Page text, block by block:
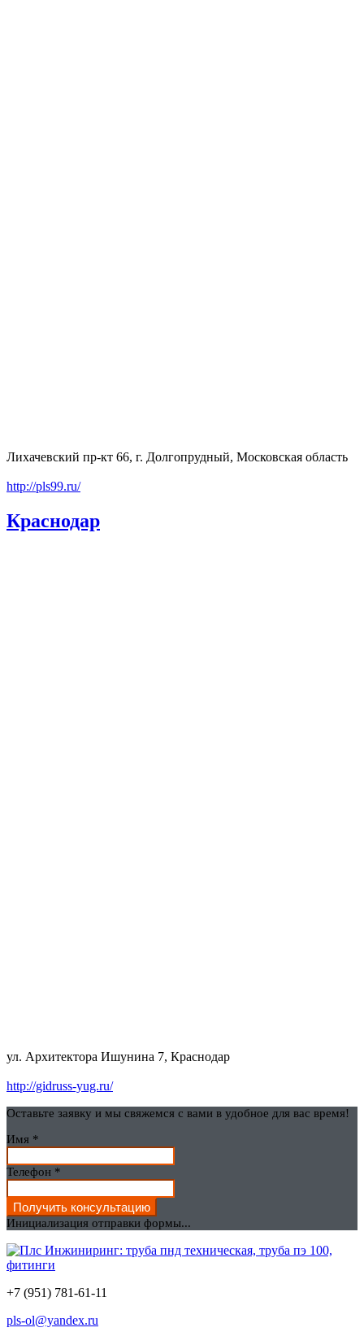
Лихачевский пр-кт 66, г. Долгопрудный, Московская область
http://pls99.ru/
Краснодар
ул. Архитектора Ишунина 7, Краснодар
http://gidruss-yug.ru/
Оставьте заявку и мы свяжемся с вами в удобное для вас время!
Имя *
Телефон *
Получить консультацию
Инициализация отправки формы...
+7 (951) 781-61-11
pls-ol@yandex.ru